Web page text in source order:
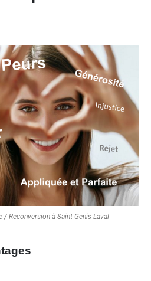
Reconversion à Saint-Genis-Laval